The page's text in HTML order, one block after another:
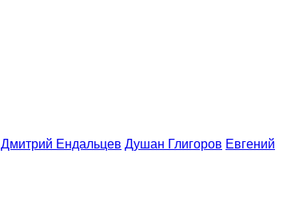
Дмитрий Ендальцев Душан Глигоров Евгений